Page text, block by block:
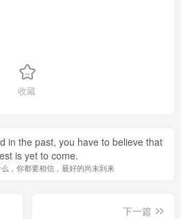
收藏
in the past, you have to believe that
is yet to come.
，你都要相信，最好的尚未到来
下一篇